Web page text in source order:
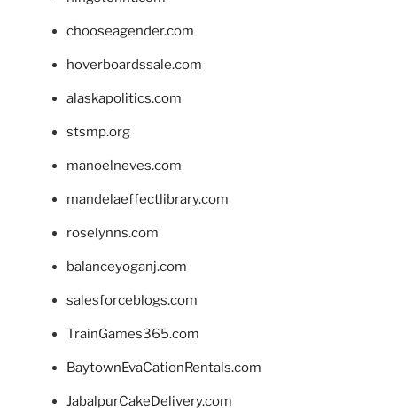
chooseagender.com
hoverboardssale.com
alaskapolitics.com
stsmp.org
manoelneves.com
mandelaeffectlibrary.com
roselynns.com
balanceyoganj.com
salesforceblogs.com
TrainGames365.com
BaytownEvaCationRentals.com
JabalpurCakeDelivery.com